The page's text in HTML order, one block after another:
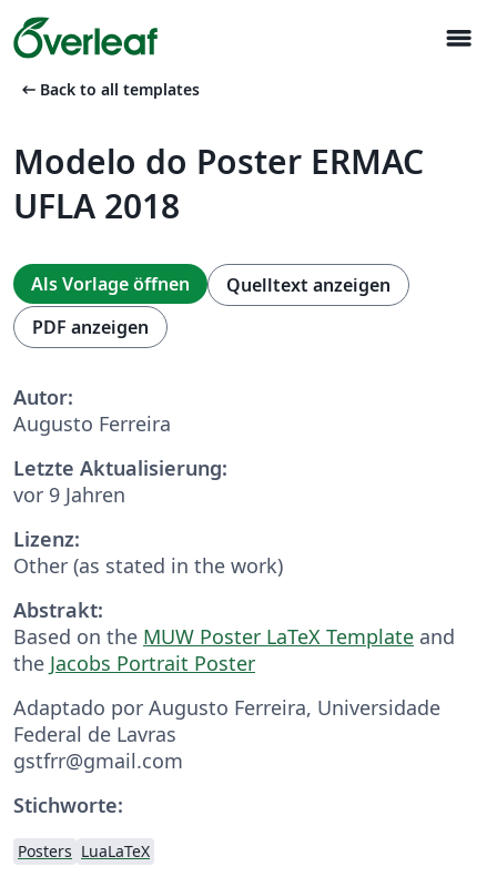
menu
arrow_left_alt Back to all templates
Modelo do Poster ERMAC
UFLA 2018
Als Vorlage öffnen
Quelltext anzeigen
PDF anzeigen
Autor:
Augusto Ferreira
Letzte Aktualisierung:
vor 9 Jahren
Lizenz:
Other (as stated in the work)
Abstrakt:
Based on the MUW Poster LaTeX Template and
the Jacobs Portrait Poster
Adaptado por Augusto Ferreira, Universidade
Federal de Lavras
gstfrr@gmail.com
Stichworte:
Posters LuaLaTeX